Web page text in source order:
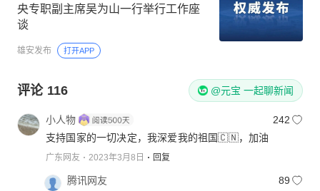
央专职副主席吴为山一行举行工作座
谈
雄安发布 打开APP
评论 116 @元宝 一起聊新闻
小人物
242
支持国家的一切决定，我深爱我的祖国🇨🇳，加油
广东网友 2023年3月8日 回复
腾讯网友
89